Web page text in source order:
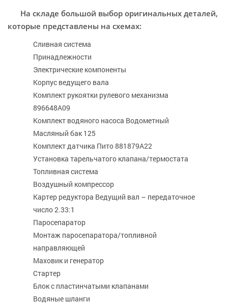
На складе большой выбор оригинальных деталей,
которые представлены на схемах:
Сливная система
Принадлежности
Электрические компоненты
Корпус ведущего вала
Комплект рукоятки рулевого механизма
896648A09
Комплект водяного насоса Водометный
Масляный бак 125
Комплект датчика Пито 881879A22
Установка тарельчатого клапана/термостата
Топливная система
Воздушный компрессор
Картер редуктора Ведущий вал – передаточное
число 2.33:1
Паросепаратор
Монтаж паросепаратора/топливной
направляющей
Маховик и генератор
Стартер
Блок с пластинчатыми клапанами
Водяные шланги